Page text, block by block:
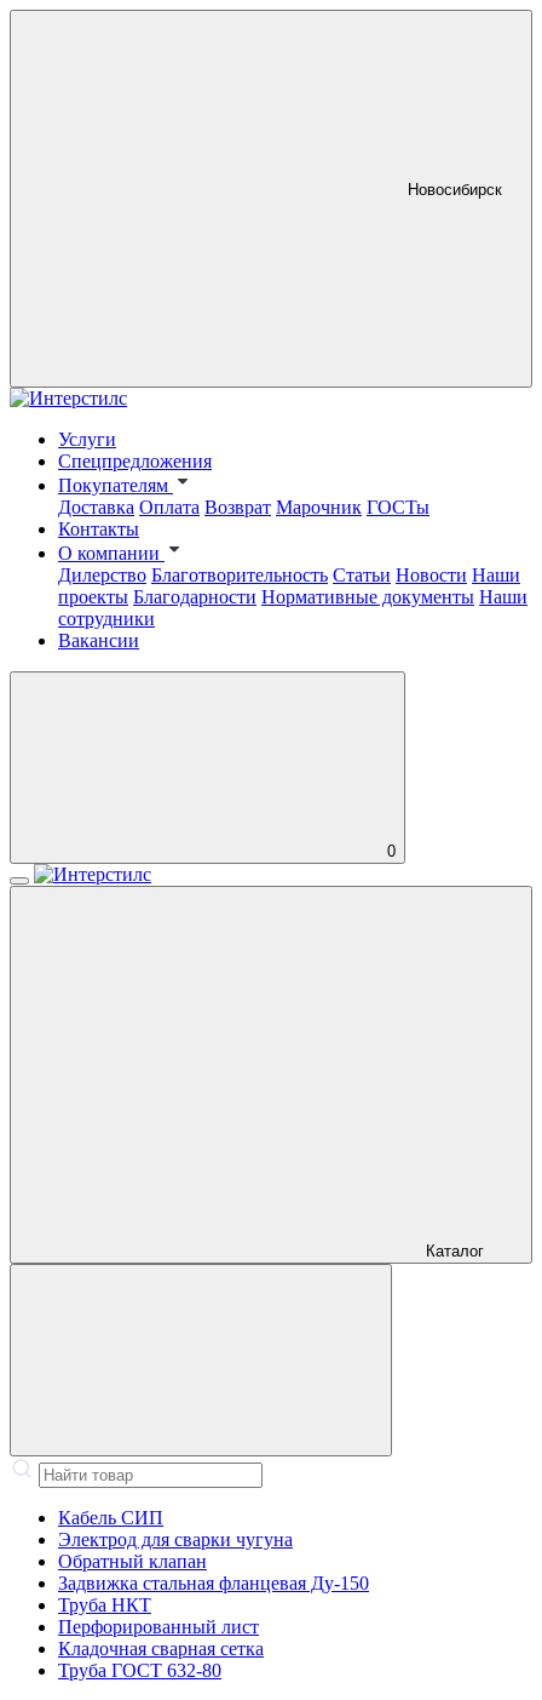
Новосибирск
Услуги
Спецпредложения
Покупателям
Доставка Оплата Возврат Марочник ГОСТы
Контакты
О компании
Дилерство Благотворительность Статьи Новости Наши
проекты Благодарности Нормативные документы Наши
сотрудники
Вакансии
0
Каталог
Кабель СИП
Электрод для сварки чугуна
Обратный клапан
Задвижка стальная фланцевая Ду-150
Труба НКТ
Перфорированный лист
Кладочная сварная сетка
Труба ГОСТ 632-80